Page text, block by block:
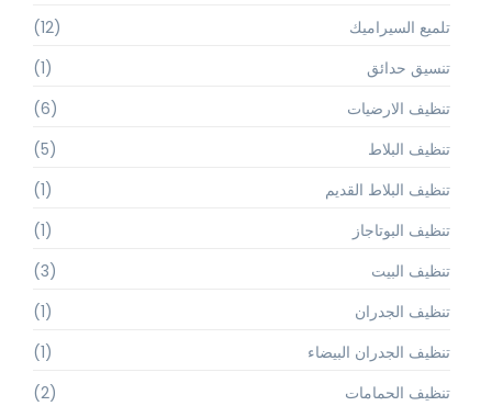
تلميع السيراميك
(12)
تنسيق حدائق
(1)
تنظيف الارضيات
(6)
تنظيف البلاط
(5)
تنظيف البلاط القديم
(1)
تنظيف البوتاجاز
(1)
تنظيف البيت
(3)
تنظيف الجدران
(1)
تنظيف الجدران البيضاء
(1)
تنظيف الحمامات
(2)